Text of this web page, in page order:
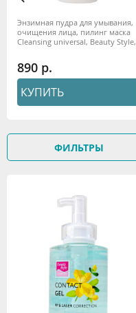
Энзимная пудра для умывания,
очищения лица, пилинг маска
Cleansing universal, Beauty Style,
890
КУПИТЬ
ФИЛЬТРЫ